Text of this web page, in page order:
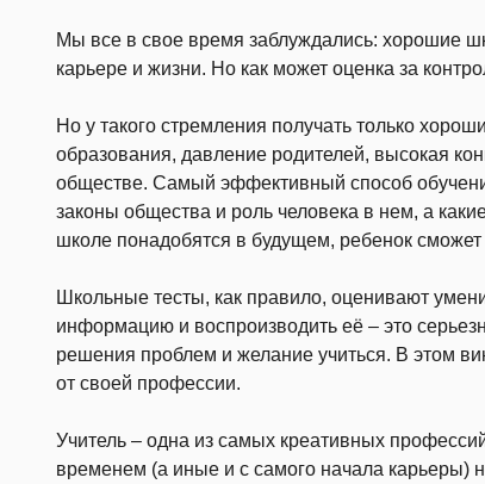
Мы все в свое время заблуждались: хорошие
карьере и жизни. Но как может оценка за
Но у такого стремления получать только
образования, давление родителей, высокая
обществе. Самый эффективный способ
законы общества и роль человека в нем, а
школе понадобятся в будущем, ребенок
Школьные тесты, как правило, оценивают
информацию и воспроизводить её – это
решения проблем и желание учиться. В этом
от своей профессии.
Учитель – одна из самых креативных
временем (а иные и с самого начала карьеры)